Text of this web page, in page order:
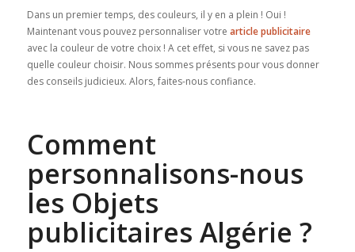
Dans un premier temps, des couleurs, il y en a plein ! Oui !
Maintenant vous pouvez personnaliser votre article publicitaire
avec la couleur de votre choix ! A cet effet, si vous ne savez pas
quelle couleur choisir. Nous sommes présents pour vous donner
des conseils judicieux. Alors, faites-nous confiance.
Comment
personnalisons-nous
les Objets
publicitaires Algérie ?